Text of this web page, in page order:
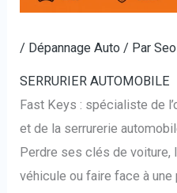
/ Dépannage Auto / Par
SERRURIER AUTOMOBILE
Fast Keys : spécialiste de
et de la serrurerie
Perdre ses clés de voiture,
véhicule ou faire face à